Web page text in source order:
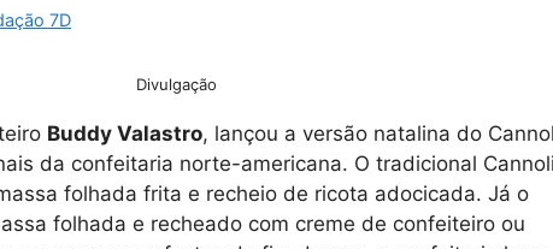
7D
Divulgação
Buddy Valastro, lançou a versão natalina do
da confeitaria norte-americana. O tradicional
folhada frita e recheio de ricota adocicada. Já o
folhada e recheado com creme de confeiteiro ou